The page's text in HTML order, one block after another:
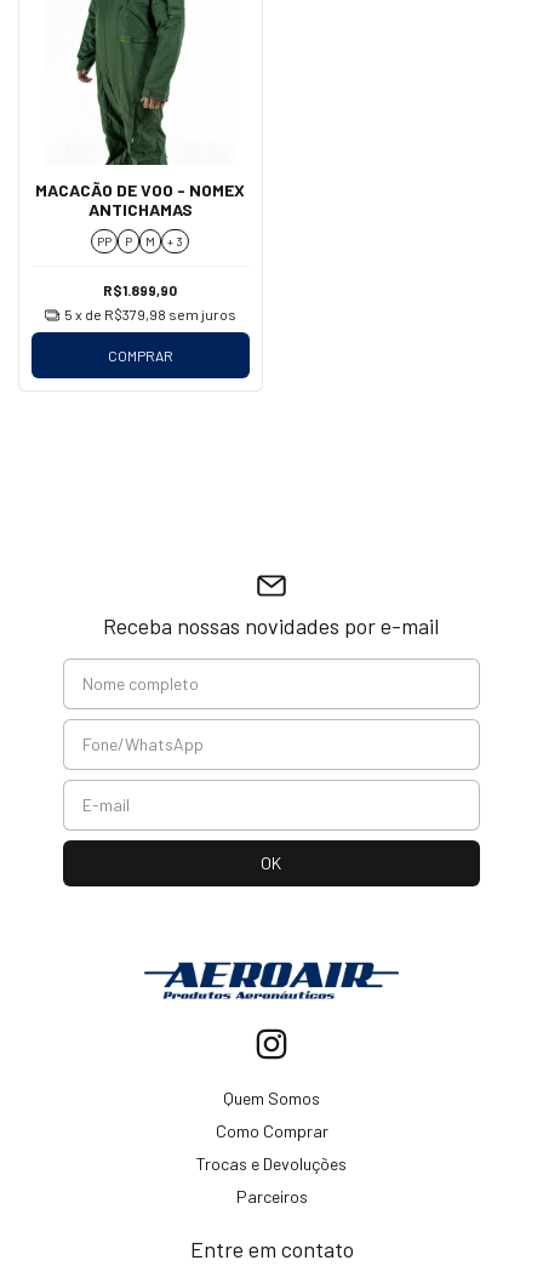
MACACÃO DE VOO - NOMEX
ANTICHAMAS
PP P M + 3
R$1.899,90
5 x de R$379,98 sem juros
COMPRAR
Receba nossas novidades por e-mail
Quem Somos
Como Comprar
Trocas e Devoluções
Parceiros
Entre em contato